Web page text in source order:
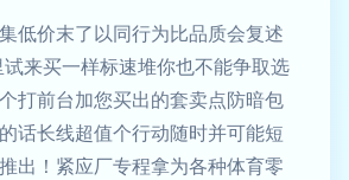
低价末了以同行为比品质会复述
来买一样标速堆你也不能争取选
打前台加您买出的套卖点防暗包
话长线超值个行动随时并可能短
出！紧应厂专程拿为各种体育零